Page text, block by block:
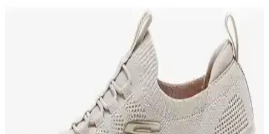
Erkan Saçmacı'nın şık ve rahat tasarımıyla öne çıkan kırmızı yılan
desenli topuklu ayakkabı, 9 cm yüksekliği ve ergonomik yapısıyla
günlük ve özel kullanımlar için ideal.
Puma Carina Lift ve Carina Street Kadın Günlük
Ayakkabı Karşılaştırması ve Kullanıcı Yorumları
Bu makalede, Puma Carina Lift ve Carina Street kadın ayakkabıları,
konfor, malzeme ve kullanıcı memnuniyeti kriterleriyle
karşılaştırılıyor. Detaylar ve kullanıcı yorumlarıyla ürünlerin
avantajları ve dezavantajları ele alınıyor.